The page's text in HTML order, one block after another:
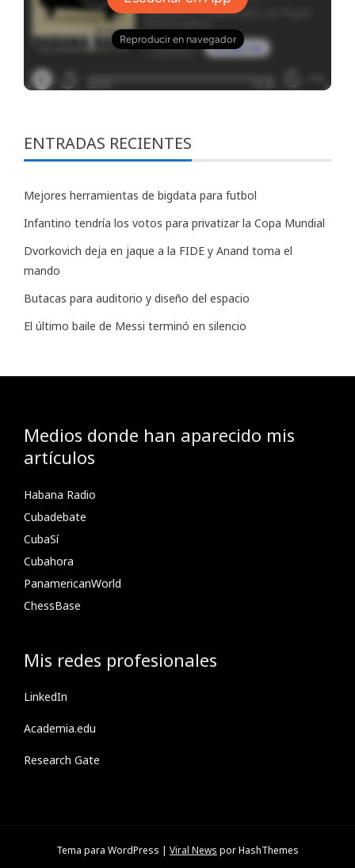
ENTRADAS RECIENTES
Mejores herramientas de bigdata para futbol
Infantino tendría los votos para privatizar la Copa Mundial
Dvorkovich deja en jaque a la FIDE y Anand toma el
mando
Butacas para auditorio y diseño del espacio
El último baile de Messi terminó en silencio
Medios donde han aparecido mis
artículos
Habana Radio
Cubadebate
CubaSí
Cubahora
PanamericanWorld
ChessBase
Mis redes profesionales
LinkedIn
Academia.edu
Research Gate
Tema para WordPress | Viral News por HashThemes